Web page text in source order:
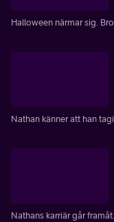
Halloween närmar sig.
Nathan känner att han
Nathans karriär går